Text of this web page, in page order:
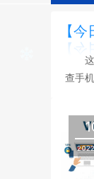
【今
查手